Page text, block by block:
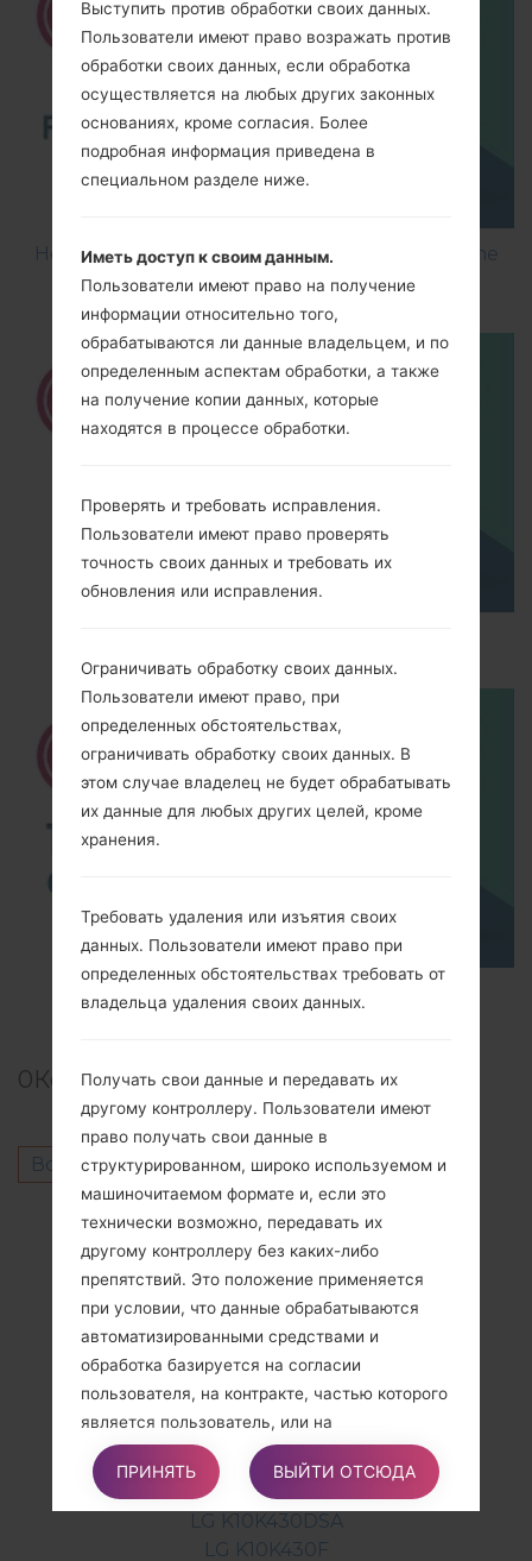
How to Flash Stock Firmware on LG Smartphone
using LG UP?
0Комментарии
Войдитечтобы оставить комментарий.
Другие модели из этой серии
LG K10K410
LG K10K410A
LG K10K410F
LG K10K410G
LG K10K420N
LG K10K420PR
LG K10K425
LG K10K425P
LG K10K428SG
LG K10K430DSA
LG K10K430F
Выступить против обработки своих данных.
Пользователи имеют право возражать против
обработки своих данных, если обработка
осуществляется на любых других законных
основаниях, кроме согласия. Более
подробная информация приведена в
специальном разделе ниже.
Иметь доступ к своим данным.
Пользователи имеют право на получение
информации относительно того,
обрабатываются ли данные владельцем, и по
определенным аспектам обработки, а также
на получение копии данных, которые
находятся в процессе обработки.
Проверять и требовать исправления.
Пользователи имеют право проверять
точность своих данных и требовать их
обновления или исправления.
Ограничивать обработку своих данных.
Пользователи имеют право, при
определенных обстоятельствах,
ограничивать обработку своих данных. В
этом случае владелец не будет обрабатывать
их данные для любых других целей, кроме
хранения.
Требовать удаления или изъятия своих
данных. Пользователи имеют право при
определенных обстоятельствах требовать от
владельца удаления своих данных.
Получать свои данные и передавать их
другому контроллеру. Пользователи имеют
право получать свои данные в
структурированном, широко используемом и
машиночитаемом формате и, если это
технически возможно, передавать их
другому контроллеру без каких-либо
препятствий. Это положение применяется
при условии, что данные обрабатываются
автоматизированными средствами и
обработка базируется на согласии
пользователя, на контракте, частью которого
является пользователь, или на
преддоговорных обязательствах,
вытекающих из него.
Подавать жалобу. Пользователи имеют
ПРИНЯТЬ ВЫЙТИ ОТСЮДА